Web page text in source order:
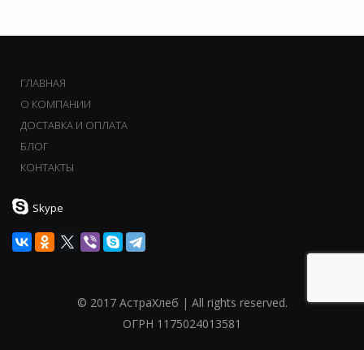
ГЛАВНАЯ
О КОМПАНИИ
ДОСТАВКА И ОПЛАТА
БЛОГ
КОНТАКТЫ
Skype
© 2017 АстраХлеб | All rights reserved.
ОГРН 1175024013581